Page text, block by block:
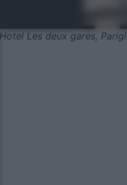
Hotel Les deux gares, Parigi